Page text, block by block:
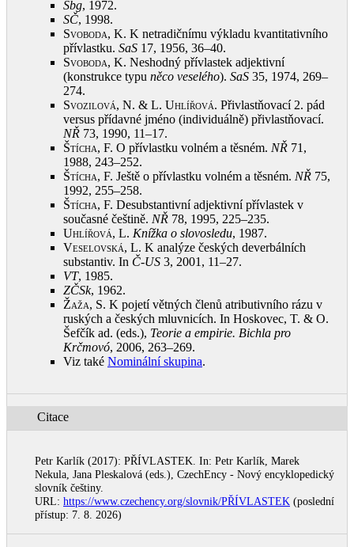
Sbg, 1972.
SČ, 1998.
Svoboda, K. K netradičnímu výkladu kvantitativního
přívlastku. SaS 17, 1956, 36–40.
Svoboda, K. Neshodný přívlastek adjektivní
(konstrukce typu něco veselého). SaS 35, 1974, 269–
274.
Svozilová, N. & L. Uhlířová. Přivlastňovací 2. pád
versus přídavné jméno (individuálně) přivlastňovací.
NŘ 73, 1990, 11–17.
Štícha, F. O přívlastku volném a těsném. NŘ 71,
1988, 243–252.
Štícha, F. Ještě o přívlastku volném a těsném. NŘ 75,
1992, 255–258.
Štícha, F. Desubstantivní adjektivní přívlastek v
současné češtině. NŘ 78, 1995, 225–235.
Uhlířová, L. Knížka o slovosledu, 1987.
Veselovská, L. K analýze českých deverbálních
substantiv. In Č-US 3, 2001, 11–27.
VT, 1985.
ZČSk, 1962.
Žaža, S. K pojetí větných členů atributivního rázu v
ruských a českých mluvnicích. In Hoskovec, T. & O.
Šefčík ad. (eds.), Teorie a empirie. Bichla pro
Krčmovó, 2006, 263–269.
Viz také Nominální skupina.
Citace
Petr Karlík (2017): PŘÍVLASTEK. In: Petr Karlík, Marek
Nekula, Jana Pleskalová (eds.), CzechEncy - Nový encyklopedický
slovník češtiny.
URL: https://www.czechency.org/slovnik/PŘÍVLASTEK (poslední
přístup: 7. 8. 2026)